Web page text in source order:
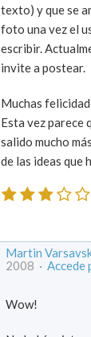
texto) y que se
foto una vez el
escribir.
invite a postear.
Muchas
Esta vez parece
salido mucho
de las ideas que
Martin
2008 · Accede
Wow!